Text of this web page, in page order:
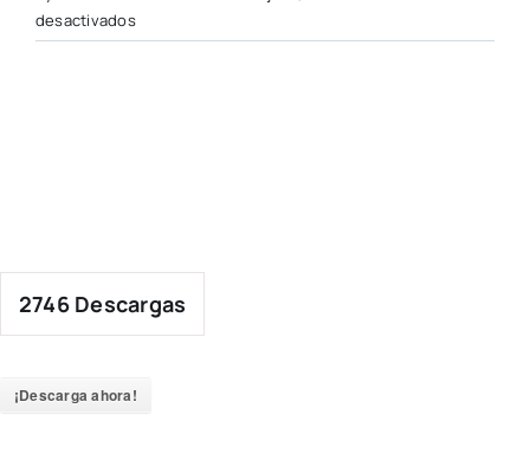
desactivadosen
2746Descargas
¡Descarga ahora!